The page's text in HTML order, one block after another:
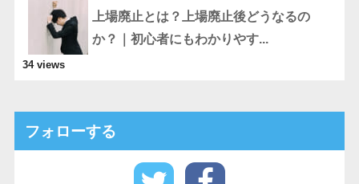
上場廃止とは？上場廃止後どうなるの
か？｜初心者にもわかりやす...
34 views
フォローする